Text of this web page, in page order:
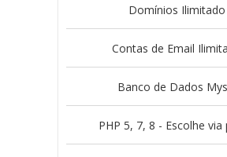
Domínios Ilimitado
Contas de Email
Banco de Dados
PHP 5, 7, 8 - Escolhe via